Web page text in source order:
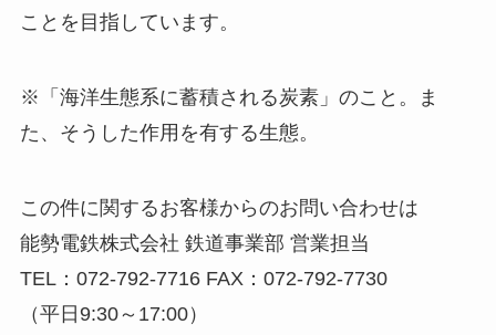
ことを目指しています。
※「海洋生態系に蓄積される炭素」のこと。ま
た、そうした作用を有する生態。
この件に関するお客様からのお問い合わせは
能勢電鉄株式会社 鉄道事業部 営業担当
TEL：072-792-7716 FAX：072-792-7730
（平日9:30～17:00）